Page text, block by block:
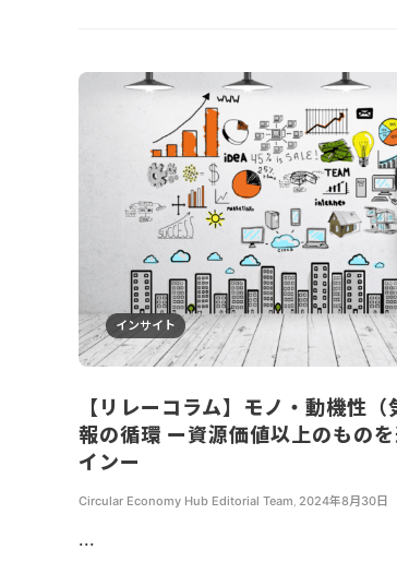
インサイト
【リレーコラム】モノ・動機性
報の循環 ー資源価値以上のもの
インー
Circular Economy Hub Editorial Team 2024年8月30日
...